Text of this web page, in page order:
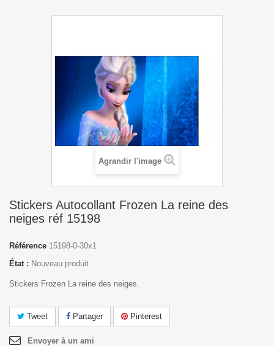
Agrandir l'image
Stickers Autocollant Frozen La reine des
neiges réf 15198
Référence 15198-0-30x1
État : Nouveau produit
Stickers Frozen La reine des neiges.
Tweet Partager Pinterest
Envoyer à un ami